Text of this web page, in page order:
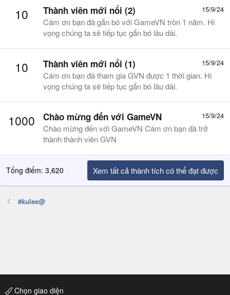
10 15/9/24
Thành viên mới nổi (2)
Cám ơn bạn đã gắn bó với GameVN tròn 1 năm. Hi
vọng chúng ta sẽ tiếp tục gắn bó lâu dài.
10 15/9/24
Thành viên mới nổi (1)
Cám ơn bạn đã tham gia GVN được 1 thời gian. Hi
vọng chúng ta sẽ tiếp tục gắn bó lâu dài.
1000 15/9/24
Chào mừng đến với GameVN
Chào mừng đến với GameVN Cám ơn bạn đã trở
thành thành viên GVN
Tổng điểm: 3,620 Xem tất cả thành tích có thể đạt được
#kulee@
Chọn giao diện